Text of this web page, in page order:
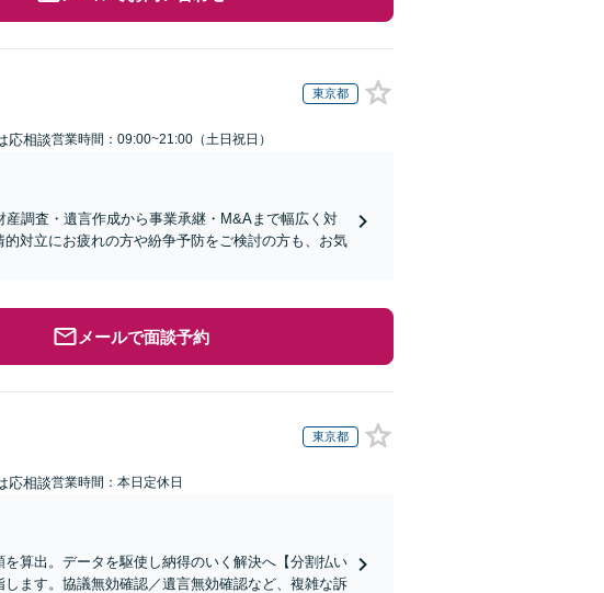
東京都
応相談営業時間：09:00~21:00（土日祝日）
産調査・遺言作成から事業承継・M&Aまで幅広く対
対立にお疲れの方や紛争予防をご検討の方も、お気
メールで面談予約
東京都
応相談営業時間：本日定休日
算出。データを駆使し納得のいく解決へ【分割払い
ます。協議無効確認／遺言無効確認など、複雑な訴